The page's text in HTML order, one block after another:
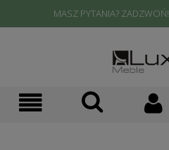
MASZ PYTANIA? ZADZWOŃ!